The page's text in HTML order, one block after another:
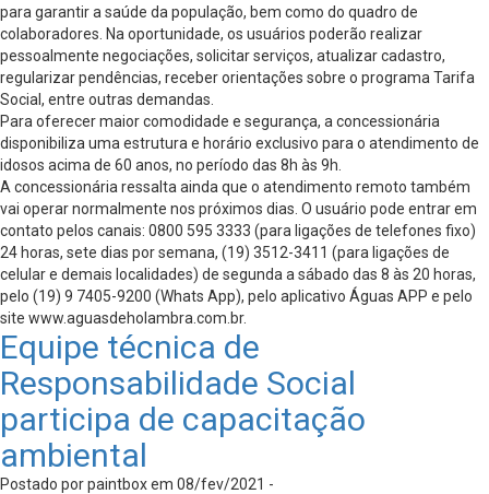
para garantir a saúde da população, bem como do quadro de
colaboradores. Na oportunidade, os usuários poderão realizar
pessoalmente negociações, solicitar serviços, atualizar cadastro,
regularizar pendências, receber orientações sobre o programa Tarifa
Social, entre outras demandas.
Para oferecer maior comodidade e segurança, a concessionária
disponibiliza uma estrutura e horário exclusivo para o atendimento de
idosos acima de 60 anos, no período das 8h às 9h.
A concessionária ressalta ainda que o atendimento remoto também
vai operar normalmente nos próximos dias. O usuário pode entrar em
contato pelos canais: 0800 595 3333 (para ligações de telefones fixo)
24 horas, sete dias por semana, (19) 3512-3411 (para ligações de
celular e demais localidades) de segunda a sábado das 8 às 20 horas,
pelo (19) 9 7405-9200 (Whats App), pelo aplicativo Águas APP e pelo
site www.aguasdeholambra.com.br.
Equipe técnica de
Responsabilidade Social
participa de capacitação
ambiental
Postado por paintbox em 08/fev/2021 -